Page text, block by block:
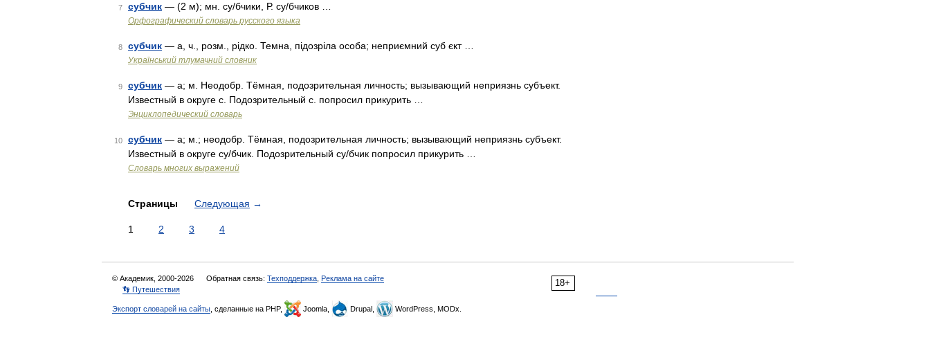
7 субчик — (2 м); мн. су/бчики, Р. су/бчиков …
Орфографический словарь русского языка
8 субчик — а, ч., розм., рідко. Темна, підозріла особа; неприємний суб єкт …
Український тлумачний словник
9 субчик — а; м. Неодобр. Тёмная, подозрительная личность; вызывающий неприязнь субъект.
Известный в округе с. Подозрительный с. попросил прикурить …
Энциклопедический словарь
10 субчик — а; м.; неодобр. Тёмная, подозрительная личность; вызывающий неприязнь субъект.
Известный в округе су/бчик. Подозрительный су/бчик попросил прикурить …
Словарь многих выражений
Страницы Следующая →
1 2 3 4
18+
© Академик, 2000-2026 Обратная связь: Техподдержка Реклама на сайте
👣 Путешествия
Экспорт словарей на сайты , сделанные на PHP, Joomla, Drupal, WordPress, MODx.